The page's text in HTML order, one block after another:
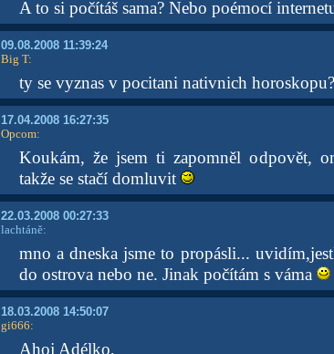
A to si počítáš sama? Nebo poémocí
09.08.2008 11:39:24
Big T:
ty se vyznas v pocitani nativnich horoskopu?
17.04.2008 16:27:35
Opcom:
Koukám, že jsem ti zapomněl odpovět,
takže se stačí domluvit
22.03.2008 00:27:33
lachtáně:
mno a dneska jsme to propásli...
do ostrova nebo ne. Jinak počítám s váma
18.03.2008 14:50:07
gi666:
Ahoj Adélko,